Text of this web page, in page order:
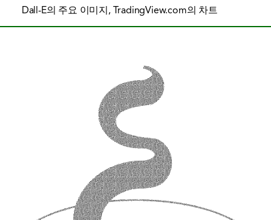
Dall-E의 주요 이미지, TradingView.com의 차트